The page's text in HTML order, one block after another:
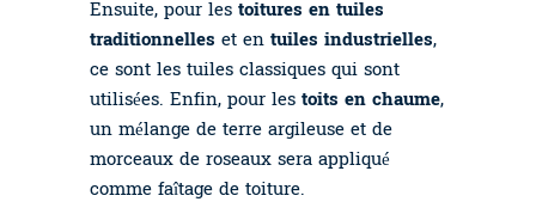
Ensuite, pour lestoitures en tuiles
traditionnelles et entuiles industrielles,
ce sont les tuiles classiques qui sont
utilisées. Enfin, pour lestoits en chaume,
un mélange de terre argileuse et de
morceaux de roseaux sera appliqué
comme faîtage de toiture.